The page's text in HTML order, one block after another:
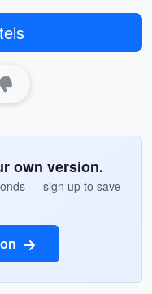
own version.
— sign up to save